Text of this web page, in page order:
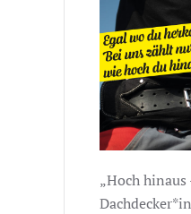
„Hoch hinaus